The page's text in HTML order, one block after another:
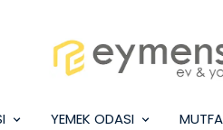
YEMEK ODASI